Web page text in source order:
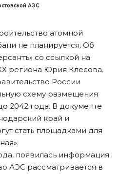
АЭС
атомной
не планируется. Об
» со ссылкой на
региона Юрия Клесова.
России
схему размещения
2042 года. В документе
край и
стать площадками для
.
появилась информация
АЭС рассматривается в